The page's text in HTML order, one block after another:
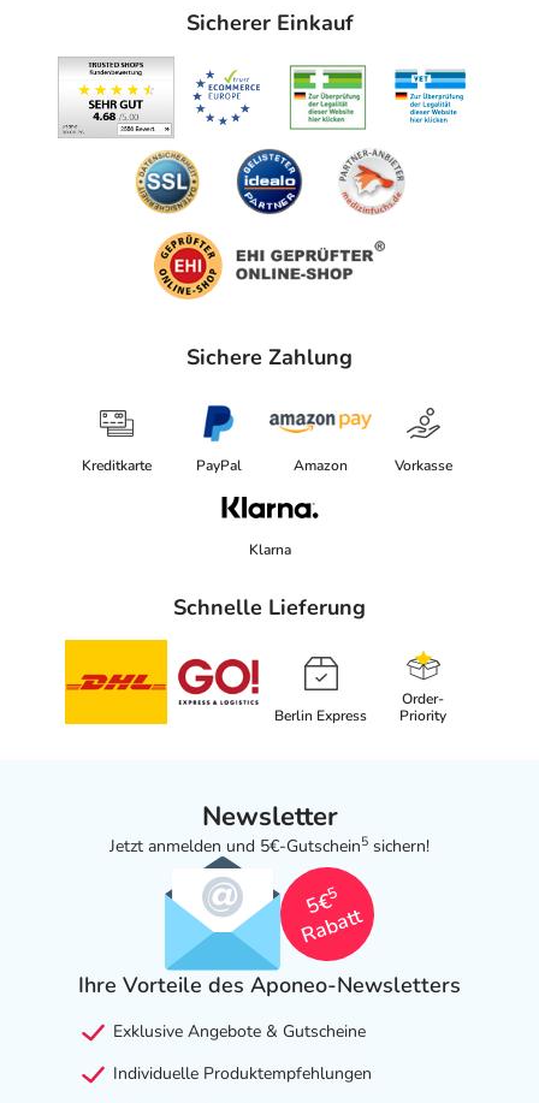
Sicherer Einkauf
Sichere Zahlung
Kreditkarte PayPal Amazon Vorkasse
Klarna
Schnelle Lieferung
Berlin Express
Order-
Priority
Newsletter
Jetzt anmelden und 5€-Gutschein5 sichern!
5€
5
Rabatt
Ihre Vorteile des Aponeo-Newsletters
Exklusive Angebote & Gutscheine
Individuelle Produktempfehlungen